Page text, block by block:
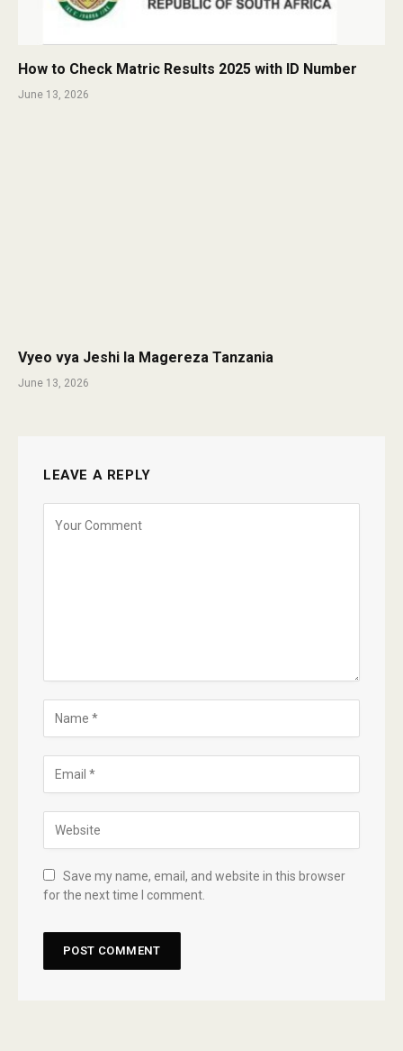
How to Check Matric Results 2025 with ID Number
June 13, 2026
Vyeo vya Jeshi la Magereza Tanzania
June 13, 2026
LEAVE A REPLY
Save my name, email, and website in this browser
for the next time I comment.